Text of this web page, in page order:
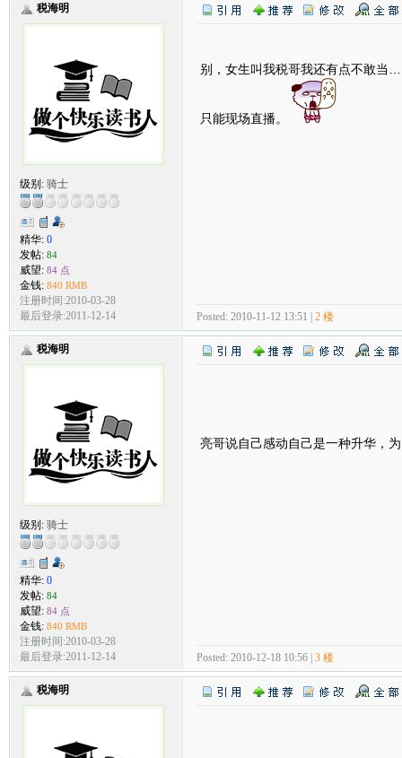
税海明
级别: 骑士
精华: 0
发帖: 84
威望: 84 点
金钱: 840 RMB
注册时间:2010-03-28
最后登录:2011-12-14
别，女生叫我税哥我还有点不敢当
只能现场直播。
Posted: 2010-11-12 13:51 | 2 楼
税海明
级别: 骑士
精华: 0
发帖: 84
威望: 84 点
金钱: 840 RMB
注册时间:2010-03-28
最后登录:2011-12-14
亮哥说自己感动自己是一种升华，
Posted: 2010-12-18 10:56 | 3 楼
税海明